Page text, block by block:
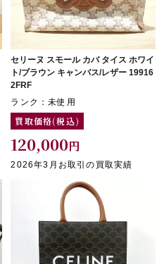
セリーヌ スモール カバ タイス ホワイ
ト/ブラウン キャンバス/レザー 19916
2FRF
ランク：未使用
買取価格(税込)
120,000円
2026年3月お取引の買取実績